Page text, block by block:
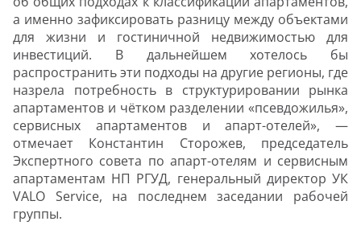
а именно зафиксировать разницу между объектами
для жизни и гостиничной недвижимостью для
инвестиций. В дальнейшем хотелось бы
распространить эти подходы на другие регионы, где
назрела потребность в структурировании рынка
апартаментов и чётком разделении «псевдожилья»,
сервисных апартаментов и апарт-отелей», —
отмечает Константин Сторожев, председатель
Экспертного совета по апарт-отелям и сервисным
апартаментам НП РГУД, генеральный директор УК
VALO Service, на последнем заседании рабочей
группы.